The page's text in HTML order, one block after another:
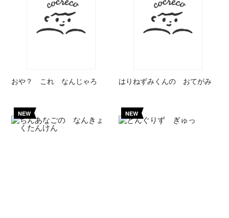
おや？ これ なんじゃろ はりねずみくんの おてがみ
NEW NEW